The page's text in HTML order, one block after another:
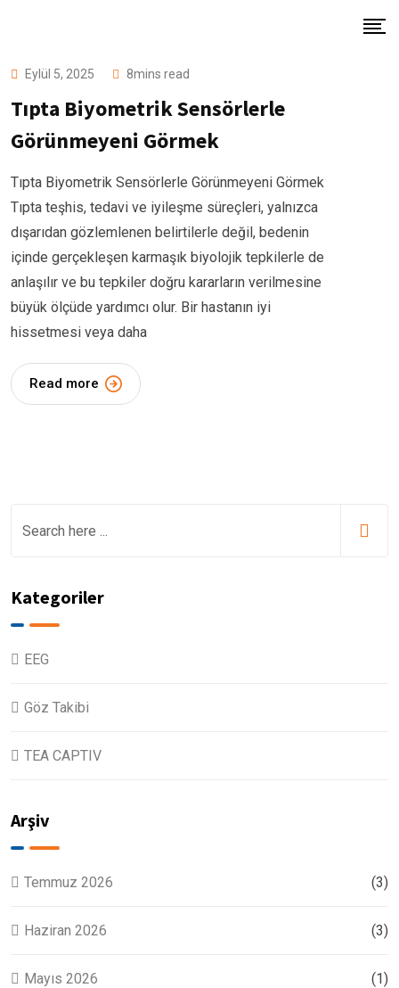
Eylül 5, 2025 8mins read
Tıpta Biyometrik Sensörlerle
Görünmeyeni Görmek
Tıpta Biyometrik Sensörlerle Görünmeyeni Görmek
Tıpta teşhis, tedavi ve iyileşme süreçleri, yalnızca
dışarıdan gözlemlenen belirtilerle değil, bedenin
içinde gerçekleşen karmaşık biyolojik tepkilerle de
anlaşılır ve bu tepkiler doğru kararların verilmesine
büyük ölçüde yardımcı olur. Bir hastanın iyi
hissetmesi veya daha
Read more
Kategoriler
EEG
Göz Takibi
TEA CAPTIV
Arşiv
Temmuz 2026 (3)
Haziran 2026 (3)
Mayıs 2026 (1)